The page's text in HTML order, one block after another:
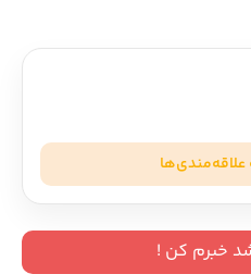
علاقه‌مندی‌ها
خبرم کن !